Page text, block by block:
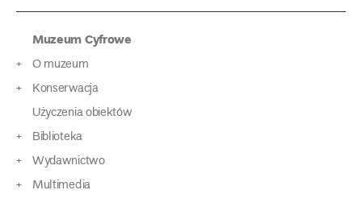
Muzeum Cyfrowe
O muzeum
Konserwacja
Użyczenia obiektów
Biblioteka
Wydawnictwo
Multimedia